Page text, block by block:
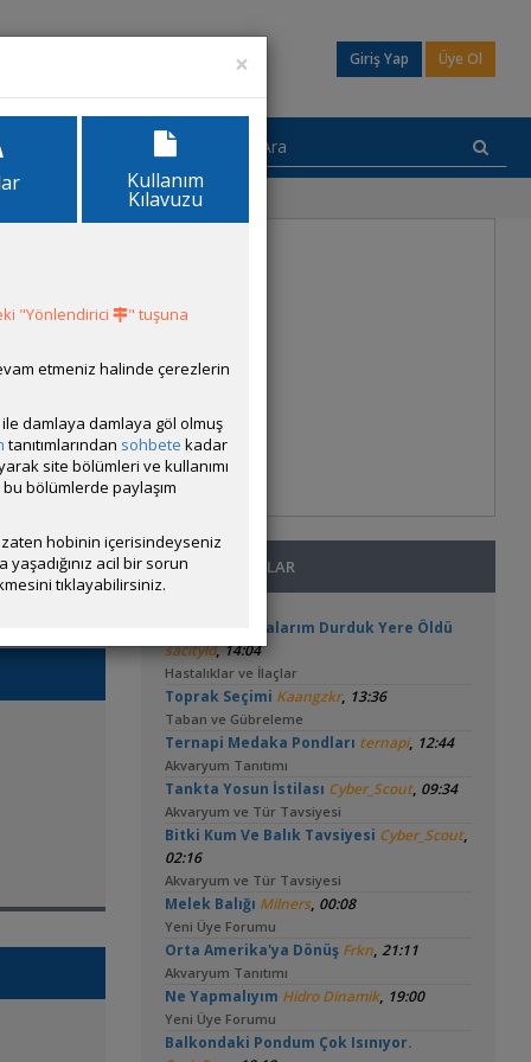
Giriş Yap Üye Ol
SON MESAJLAR
Kardinal Tetralarım Durduk Yere Öldü
sacityld,14:04
Hastalıklar ve İlaçlar
Toprak Seçimi Kaangzkr, 13:36
Taban ve Gübreleme
Ternapi Medaka Pondları ternapi, 12:44
Akvaryum Tanıtımı
Tankta Yosun İstilası Cyber_Scout, 09:34
Akvaryum ve Tür Tavsiyesi
Bitki Kum Ve Balık Tavsiyesi Cyber_Scout,
02:16
Akvaryum ve Tür Tavsiyesi
Melek Balığı Milners, 00:08
Yeni Üye Forumu
Orta Amerika'ya Dönüş Frkn,21:11
Akvaryum Tanıtımı
Ne Yapmalıyım Hidro Dinamik, 19:00
Yeni Üye Forumu
Balkondaki Pondum Çok Isınıyor.
×
Kullanım
Kılavuzu
"Yönlendirici
" tuşuna
etmeniz halinde çerezlerin
ile damlaya damlaya göl olmuş
tanıtımlarından sohbete kadar
site bölümleri ve kullanımı
bölümlerde paylaşım
hobinin içerisindeyseniz
acil bir sorun
tıklayabilirsiniz.